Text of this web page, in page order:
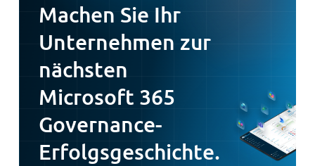
Machen Sie Ihr
Unternehmen zur
nächsten
Microsoft 365
Governance-
Erfolgsgeschichte.